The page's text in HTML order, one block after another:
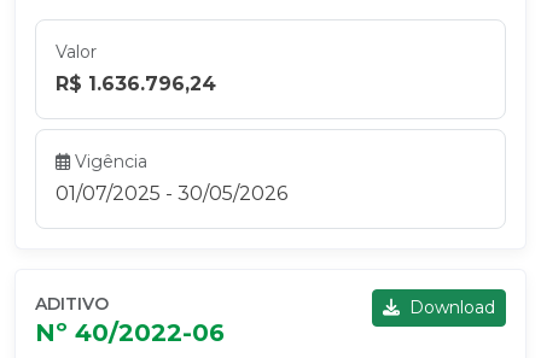
Valor
R$ 1.636.796,24
Vigência
01/07/2025 - 30/05/2026
ADITIVO
Nº 40/2022-06
Download